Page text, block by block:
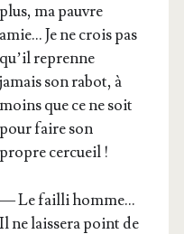
plus, ma pauvre
amie… Je ne crois pas
qu’il reprenne
jamais son rabot, à
moins que ce ne soit
pour faire son
propre cercueil !
— Le failli homme…
Il ne lais­se­ra point de